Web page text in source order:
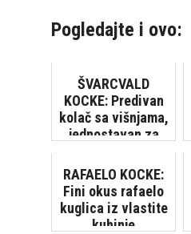
Pogledajte i ovo:
ŠVARCVALD
KOCKE: Predivan
kolač sa višnjama,
jednostavan za
RAFAELO KOCKE:
Fini okus rafaelo
kuglica iz vlastite
kuhinje